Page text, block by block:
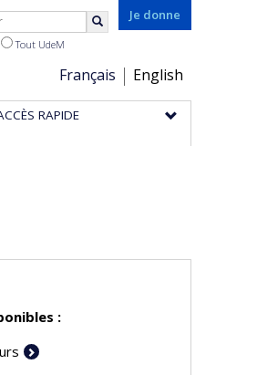
Je donne
Choix
de
la
Français English
Tout UdeM
RAPIDE
: